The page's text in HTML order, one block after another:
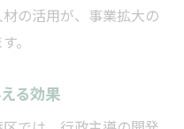
の活用が、事業拡大の
。
る効果